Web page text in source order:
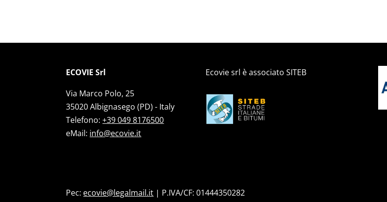
ECOVIE Srl
Via Marco Polo, 25
35020 Albignasego (PD) - Italy
Telefono:+39 049 8176500
eMail: info@ecovie.it
Ecovie srl è associato SITEB
Pec: ecovie@legalmail.it | P.IVA/CF: 01444350282